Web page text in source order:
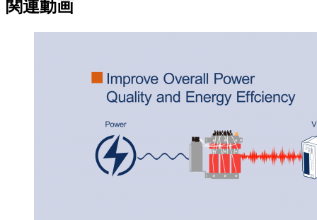
関連動画